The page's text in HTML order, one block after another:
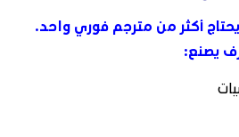
أكثر من مترجم فوري واحد.
يصنع: